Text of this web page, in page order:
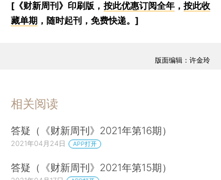
[《财新周刊》印刷版， 按此优惠订阅全年， 按此收
藏单期 ，随时起刊，免费快递。]
版面编辑：许金玲
相关阅读
答疑（《财新周刊》2021年第16期）
2021年04月24日 APP打开
答疑（《财新周刊》2021年第15期）